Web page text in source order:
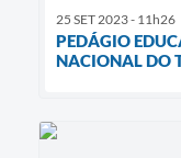
25 SET 2023 - 11h26
PEDÁGIO
NACIONAL DO